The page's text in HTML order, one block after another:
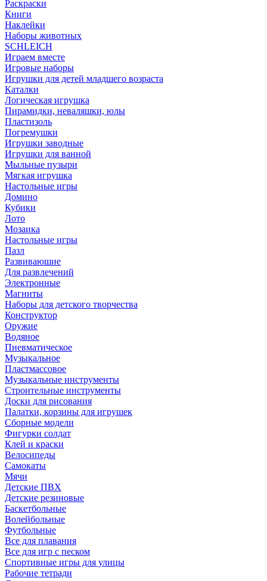
Раскраски
Книги
Наклейки
Наборы животных
SCHLEICH
Играем вместе
Игровые наборы
Игрушки для детей младшего возраста
Каталки
Логическая игрушка
Пирамидки, неваляшки, юлы
Пластизоль
Погремушки
Игрушки заводные
Игрушки для ванной
Мыльные пузыри
Мягкая игрушка
Настольные игры
Домино
Кубики
Лото
Мозаика
Настольные игры
Пазл
Развиваюшие
Для развлечений
Электронные
Магниты
Наборы для детского творчества
Конструктор
Оружие
Водяное
Пневматическое
Музыкальное
Пластмассовое
Музыкальные инструменты
Строительные инструменты
Доски для рисования
Палатки, корзины для игрушек
Сборные модели
Фигурки солдат
Клей и краски
Велосипеды
Самокаты
Мячи
Детские ПВХ
Детские резиновые
Баскетбольные
Волейбольные
Футбольные
Все для плавания
Все для игр с песком
Спортивные игры для улицы
Рабочие тетради